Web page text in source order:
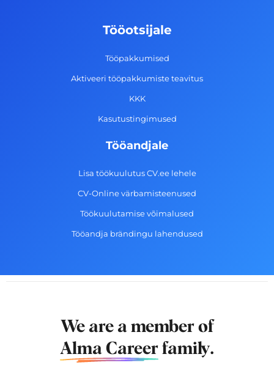
-
g
r
a
m
d
i
n
Tööotsijale
Tööpakkumised
Aktiveeri tööpakkumiste teavitus
KKK
Kasutustingimused
Tööandjale
Lisa töökuulutus CV.ee lehele
CV-Online värbamisteenused
Töökuulutamise võimalused
Tööandja brändingu lahendused
We are a member of
Alma Career family.